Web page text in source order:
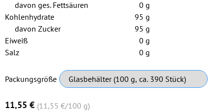
davon ges. Fettsäuren
0 g
Kohlenhydrate
95 g
davon Zucker
95 g
Eiweiß
0 g
Salz
0 g
Pflichtfeld
Packungsgröße
11,55 € (11,55 €/100 g)